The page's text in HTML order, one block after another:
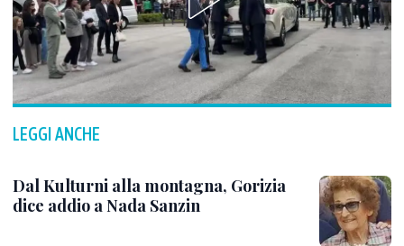
LEGGI ANCHE
Dal Kulturni alla montagna, Gorizia
dice addio a Nada Sanzin